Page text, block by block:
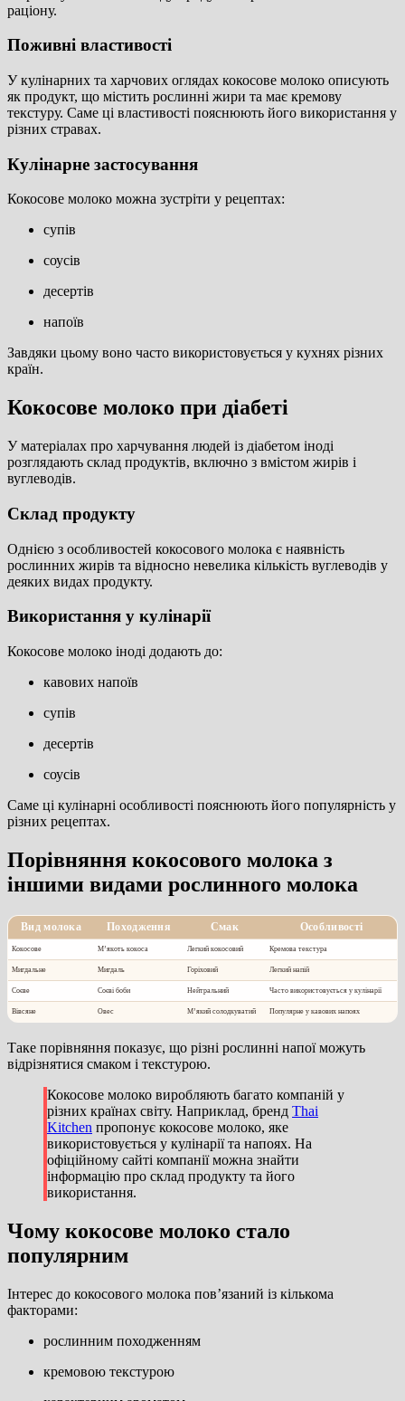
раціону.
Поживні властивості
У кулінарних та харчових оглядах кокосове молоко описують
як продукт, що містить рослинні жири та має кремову
текстуру. Саме ці властивості пояснюють його використання у
різних стравах.
Кулінарне застосування
Кокосове молоко можна зустріти у рецептах:
супів
соусів
десертів
напоїв
Завдяки цьому воно часто використовується у кухнях різних
країн.
Кокосове молоко при діабеті
У матеріалах про харчування людей із діабетом іноді
розглядають склад продуктів, включно з вмістом жирів і
вуглеводів.
Склад продукту
Однією з особливостей кокосового молока є наявність
рослинних жирів та відносно невелика кількість вуглеводів у
деяких видах продукту.
Використання у кулінарії
Кокосове молоко іноді додають до:
кавових напоїв
супів
десертів
соусів
Саме ці кулінарні особливості пояснюють його популярність у
різних рецептах.
Порівняння кокосового молока з
іншими видами рослинного молока
Вид молока Походження Смак Особливості
Кокосове М’якоть кокоса Легкий кокосовий Кремова текстура
Мигдальне Мигдаль Горіховий Легкий напій
Соєве Соєві боби Нейтральний Часто використовується у кулінарії
Вівсяне Овес М’який солодкуватий Популярне у кавових напоях
Таке порівняння показує, що різні рослинні напої можуть
відрізнятися смаком і текстурою.
Кокосове молоко виробляють багато компаній у
різних країнах світу. Наприклад, бренд Thai
Kitchen пропонує кокосове молоко, яке
використовується у кулінарії та напоях. На
офіційному сайті компанії можна знайти
інформацію про склад продукту та його
використання.
Чому кокосове молоко стало
популярним
Інтерес до кокосового молока пов’язаний із кількома
факторами:
рослинним походженням
кремовою текстурою